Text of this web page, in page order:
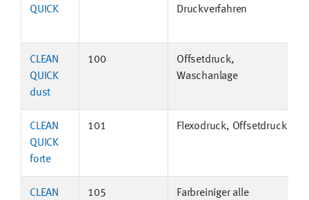
QUICK
Druckverfahren
CLEAN
QUICK
dust
100
Offsetdruck,
Waschanlage
CLEAN
QUICK
forte
101 Flexodruck, Offsetdruck
CLEAN
105
Farbreiniger alle